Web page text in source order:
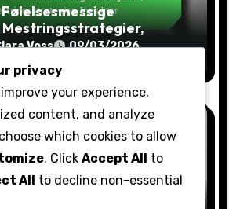
Følelsesmessige
Mestringsstrategier,
Voss 09/03/2026
for PMS
Daglige
privacy
your experience,
content, and analyze
which cookies to allow
. Click Accept All to
All to decline non-essential